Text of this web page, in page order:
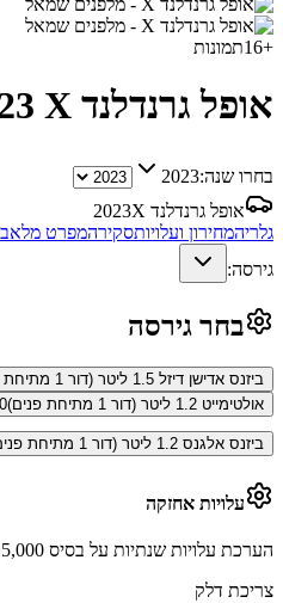
+
16תמונות
אופל גרנדלנד X
בחרו שנה:2023
אופל גרנדלנד X
2023
גלריהמחירון ועלויותסקירהמפרט מלא
גירסה:
בחר גירסה
ביזנס אדישן דיזל 1.5 ליטר (דור 1 מתיחת פנים)
אולטימייט 1.2 ליטר (דור 1 מתיחת פנים)
ביזנס אלגנס 1.2 ליטר (דור 1 מתיחת פנים)
עלויות אחזקה
הערכת עלויות שנתיות על בסיס 15,000 ק״מ בשנה
צריכת דלק